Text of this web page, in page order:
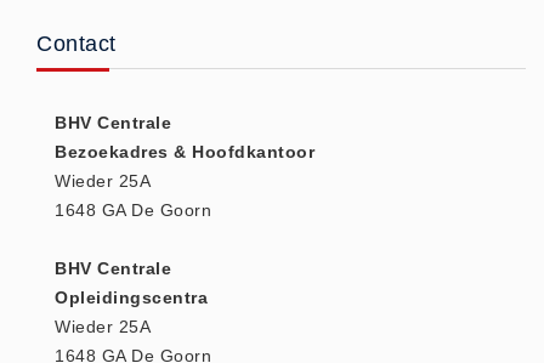
AED elektroden (18)
Beademings materialen (6)
BHV Kasten
BHV Kleding
Contact
BHV Centrale
Bezoekadres & Hoofdkantoor
Wieder 25A
1648 GA De Goorn
BHV Centrale
Opleidingscentra
Wieder 25A
1648 GA De Goorn